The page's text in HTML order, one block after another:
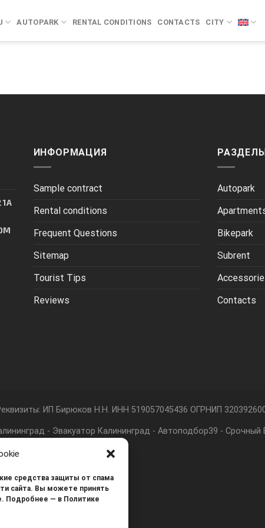
средства защиты от спама
сайта. Вы можете принять
Подробнее — в Политике
AUTOPARK RENTAL CONDITIONS CONTACTS CITY
ИНФОРМАЦИЯ
Sample contract
Rental conditions
Frequent Questions
Sitemap
Tourist Tips
Reviews
Autopark
Bikepark
Subrent
Contacts
ИП Бирюков Н.Н. ИНН 519057045436 ОГРНИП
- Эвакуатор Калининград - Автоподбор39 - Срочный